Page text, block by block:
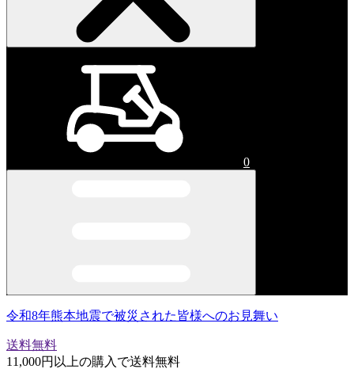
0
令和8年熊本地震で被災された皆様へのお見舞い
送料無料
11,000円以上の購入で送料無料